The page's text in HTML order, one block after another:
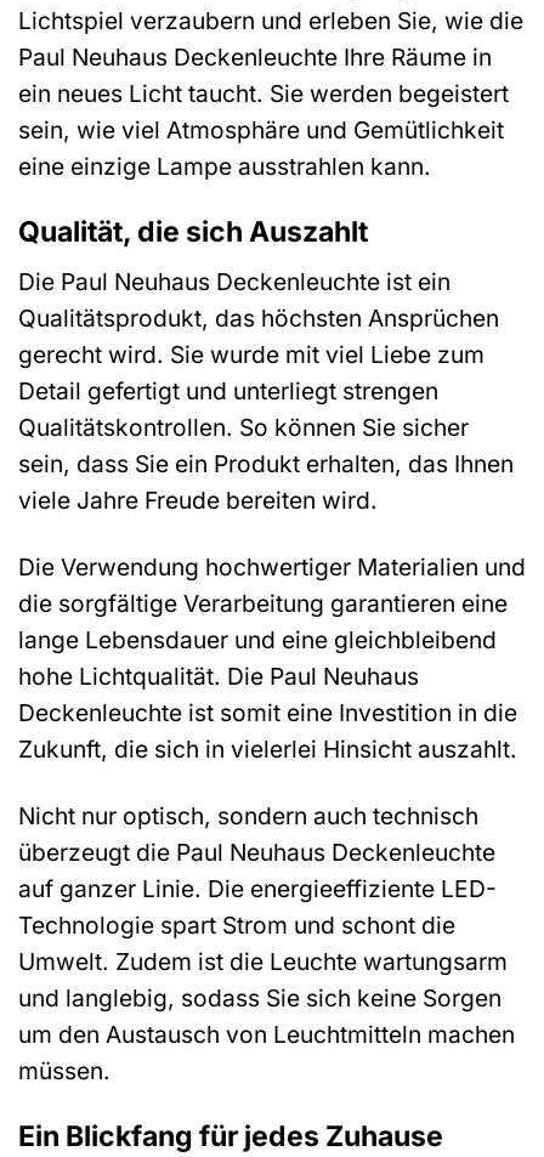
Lichtspiel verzaubern und erleben Sie, wie die
Paul Neuhaus Deckenleuchte Ihre Räume in
ein neues Licht taucht. Sie werden begeistert
sein, wie viel Atmosphäre und Gemütlichkeit
eine einzige Lampe ausstrahlen kann.
Qualität, die sich Auszahlt
Die Paul Neuhaus Deckenleuchte ist ein
Qualitätsprodukt, das höchsten Ansprüchen
gerecht wird. Sie wurde mit viel Liebe zum
Detail gefertigt und unterliegt strengen
Qualitätskontrollen. So können Sie sicher
sein, dass Sie ein Produkt erhalten, das Ihnen
viele Jahre Freude bereiten wird.
Die Verwendung hochwertiger Materialien und
die sorgfältige Verarbeitung garantieren eine
lange Lebensdauer und eine gleichbleibend
hohe Lichtqualität. Die Paul Neuhaus
Deckenleuchte ist somit eine Investition in die
Zukunft, die sich in vielerlei Hinsicht auszahlt.
Nicht nur optisch, sondern auch technisch
überzeugt die Paul Neuhaus Deckenleuchte
auf ganzer Linie. Die energieeffiziente LED-
Technologie spart Strom und schont die
Umwelt. Zudem ist die Leuchte wartungsarm
und langlebig, sodass Sie sich keine Sorgen
um den Austausch von Leuchtmitteln machen
müssen.
Ein Blickfang für jedes Zuhause